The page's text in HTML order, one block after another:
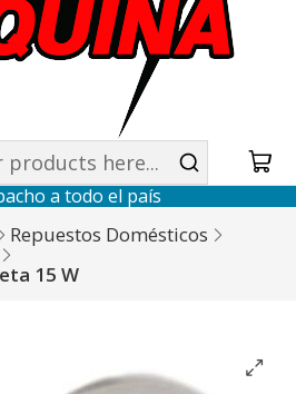
a todo el país
Repuestos Domésticos
15 W